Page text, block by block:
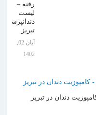
رفته –
لیست
دندانپزشکان
تبریز
آبان 02,
1402
دندان در تبریز